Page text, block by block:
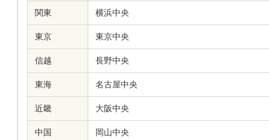
関東 横浜中央
東京 東京中央
信越 長野中央
東海 名古屋中央
近畿 大阪中央
中国 岡山中央